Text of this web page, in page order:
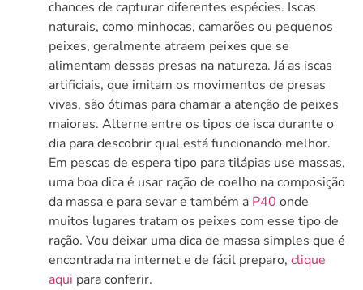
chances de capturar diferentes espécies. Iscas
naturais, como minhocas, camarões ou pequenos
peixes, geralmente atraem peixes que se
alimentam dessas presas na natureza. Já as iscas
artificiais, que imitam os movimentos de presas
vivas, são ótimas para chamar a atenção de peixes
maiores. Alterne entre os tipos de isca durante o
dia para descobrir qual está funcionando melhor.
Em pescas de espera tipo para tilápias use massas,
uma boa dica é usar ração de coelho na composição
da massa e para sevar e também a P40 onde
muitos lugares tratam os peixes com esse tipo de
ração. Vou deixar uma dica de massa simples que é
encontrada na internet e de fácil preparo, clique
aqui para conferir.